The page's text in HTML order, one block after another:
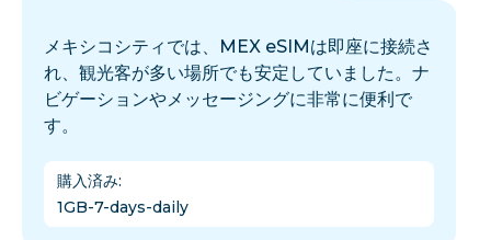
メキシコシティでは、MEX eSIMは即座に接続さ
れ、観光客が多い場所でも安定していました。ナ
ビゲーションやメッセージングに非常に便利で
す。
購入済み:
1GB-7-days-daily